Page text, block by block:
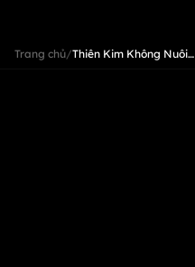
Trang chủ/Thiên Kim Không Nuôi…